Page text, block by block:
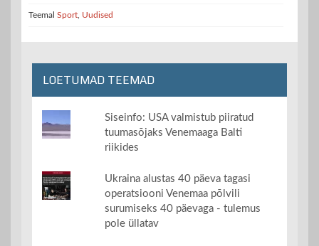
Teemal Sport Uudised
LOETUMAD TEEMAD
Siseinfo: USA valmistub piiratud
tuumasõjaks Venemaaga Balti
riikides
Ukraina alustas 40 päeva tagasi
operatsiooni Venemaa põlvili
surumiseks 40 päevaga - tulemus
pole üllatav